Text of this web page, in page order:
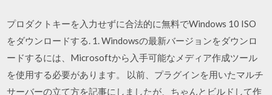
プロダクトキーを入力せずに合法的に無料でWindows 10 ISO
をダウンロードする. 1. Windowsの最新バージョンをダウンロ
ードするには、Microsoftから入手可能なメディア作成ツール
を使用する必要があります。 以前、プラグインを用いたマルチ
サーバーの立て方を記事にしましたが、ちゃんとビルドして作